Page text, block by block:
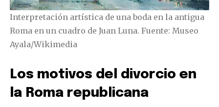
Interpretación artística de una boda en la antigua
Roma en un cuadro de Juan Luna. Fuente: Museo
Ayala/Wikimedia
Los motivos del divorcio en
la Roma republicana